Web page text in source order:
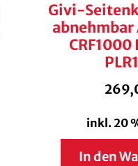
Givi-
CRF1000
inkl. 20
In den